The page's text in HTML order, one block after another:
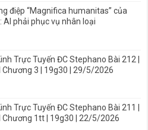
điệp “Magnifica humanitas” của
AI phải phục vụ nhân loại
Trực Tuyến ĐC Stephano Bài 212 |
Chương 3 | 19g30 | 29/5/2026
Trực Tuyến ĐC Stephano Bài 211 |
Chương 1tt | 19g30 | 22/5/2026